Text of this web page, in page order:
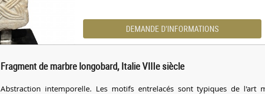
DEMANDE D'INFORMATIONS
Fragment de marbre longobard, Italie VIIIe siècle
Abstraction intemporelle. Les motifs entrelacés sont typiques de l'art